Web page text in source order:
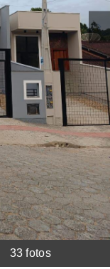
33 fotos